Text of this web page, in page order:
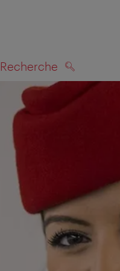
Recherche